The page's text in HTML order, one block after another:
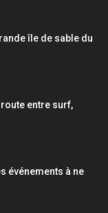
île de sable du
route entre surf,
événements à ne